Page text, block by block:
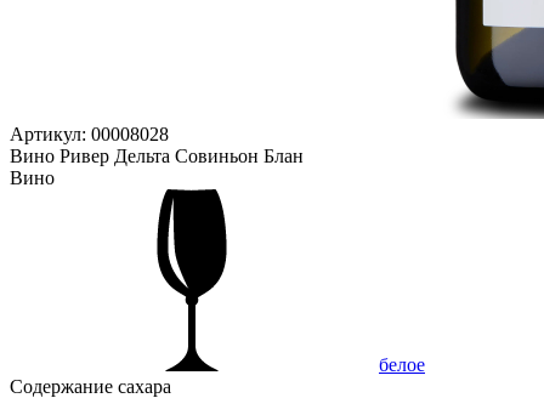
Артикул: 00008028
Вино Ривер Дельта Совиньон Блан
Вино
белое
Содержание сахара